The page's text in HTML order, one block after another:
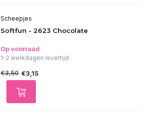
Scheepjes
Softfun - 2623 Chocolate
Op voorraad
1-2 werkdagen levertijd
€3,50 €3,15